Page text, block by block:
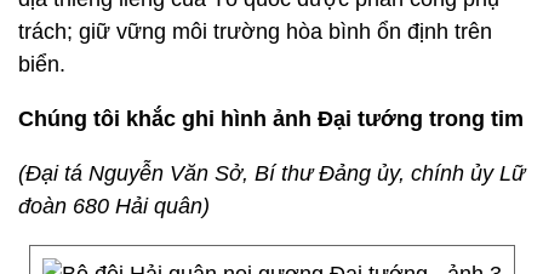
trách; giữ vững môi trường hòa bình ổn định trên
biển.
Chúng tôi khắc ghi hình ảnh Đại tướng trong tim
(Đại tá Nguyễn Văn Sở, Bí thư Đảng ủy, chính ủy Lữ
đoàn 680 Hải quân)